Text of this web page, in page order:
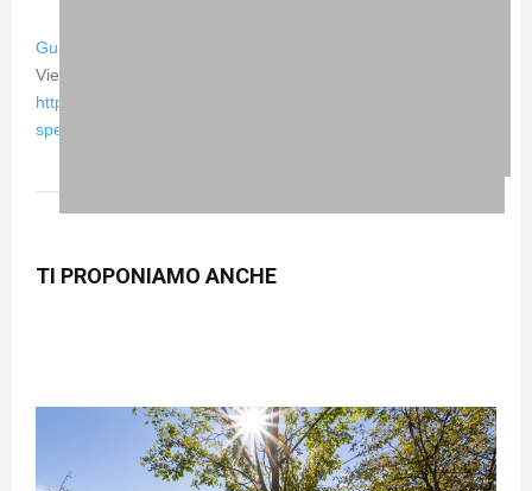
Guarda tutto il photo set su Flickr
View the embedded image gallery online at:
https://www.giretto.it/immagini/item/877-5-staffetta-df-sport-
specialist-2015#sigProId61a7e14f85
TI PROPONIAMO ANCHE